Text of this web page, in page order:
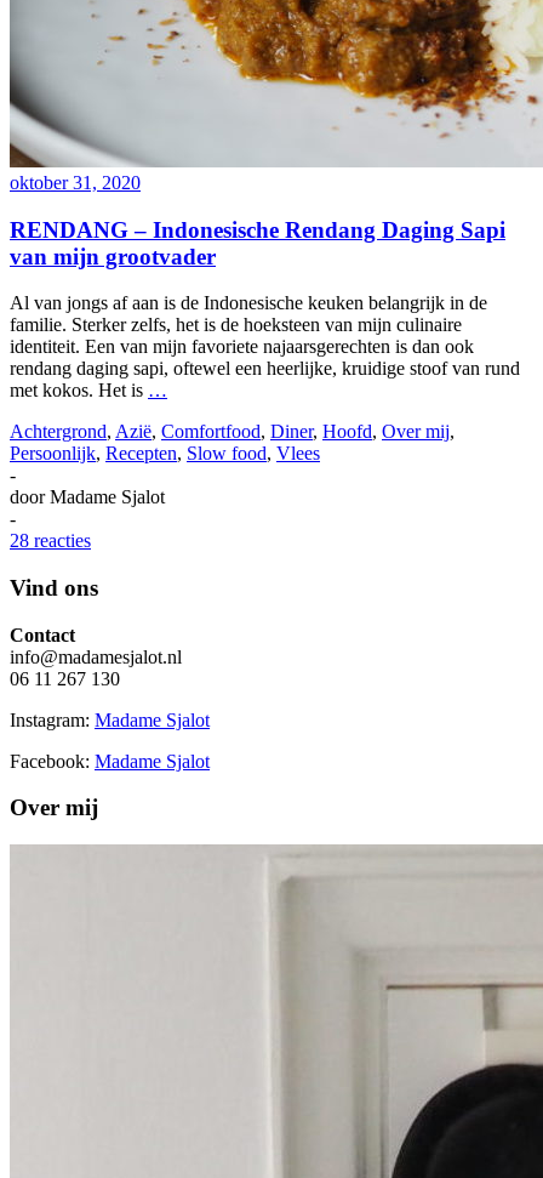
oktober 31, 2020
RENDANG – Indonesische Rendang Daging Sapi
van mijn grootvader
Al van jongs af aan is de Indonesische keuken belangrijk in de
familie. Sterker zelfs, het is de hoeksteen van mijn culinaire
identiteit. Een van mijn favoriete najaarsgerechten is dan ook
rendang daging sapi, oftewel een heerlijke, kruidige stoof van rund
met kokos. Het is …
Achtergrond, Azië, Comfortfood, Diner, Hoofd, Over mij,
Persoonlijk, Recepten, Slow food, Vlees
-
doorMadame Sjalot
-
28 reacties
Vind ons
Contact
info@madamesjalot.nl
06 11 267 130
Instagram: Madame Sjalot
Facebook: Madame Sjalot
Over mij